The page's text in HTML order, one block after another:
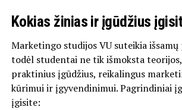
Kokias žinias ir įgūdžius
Marketingo studijos VU suteikia
todėl studentai ne tik išmoksta
praktinius įgūdžius, reikalingus
kūrimui ir įgyvendinimui. Pagrindiniai
įgisite: